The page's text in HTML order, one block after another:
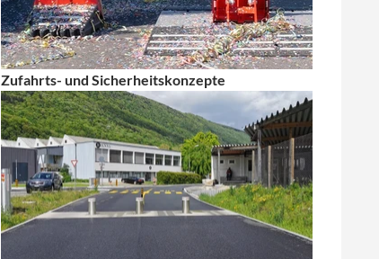
Zufahrts- und Sicherheitskonzepte